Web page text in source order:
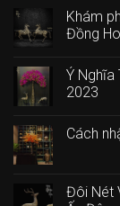
Khám
Đồng
Ý Nghĩa
2023
Cách
Đôi Nét